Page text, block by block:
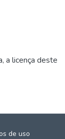
a licença deste
de uso